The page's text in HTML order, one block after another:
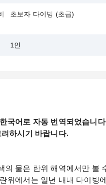
초보자 다이빙 (초급)
1인
국어로 자동 번역되었습니
하시기 바랍니다.
의 물은 란위 해역에서만 볼
위에서는 일년 내내 다이빙